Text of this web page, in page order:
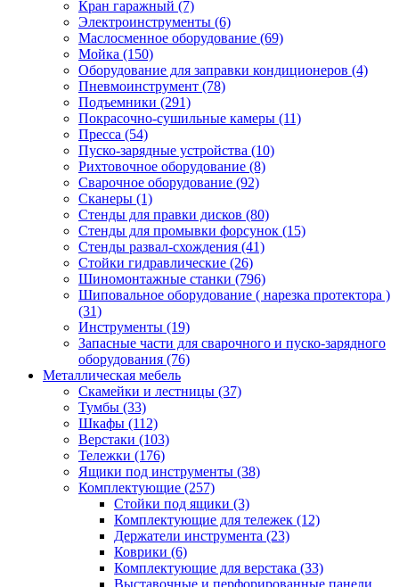
Кран гаражный (7)
Электроинструменты (6)
Маслосменное оборудование (69)
Мойка (150)
Оборудование для заправки кондиционеров (4)
Пневмоинструмент (78)
Подъемники (291)
Покрасочно-сушильные камеры (11)
Пресса (54)
Пуско-зарядные устройства (10)
Рихтовочное оборудование (8)
Сварочное оборудование (92)
Сканеры (1)
Стенды для правки дисков (80)
Стенды для промывки форсунок (15)
Стенды развал-схождения (41)
Стойки гидравлические (26)
Шиномонтажные станки (796)
Шиповальное оборудование ( нарезка протектора )
(31)
Инструменты (19)
Запасные части для сварочного и пуско-зарядного
оборудования (76)
Металлическая мебель
Скамейки и лестницы (37)
Тумбы (33)
Шкафы (112)
Верстаки (103)
Тележки (176)
Ящики под инструменты (38)
Комплектующие (257)
Стойки под ящики (3)
Комплектующие для тележек (12)
Держатели инструмента (23)
Коврики (6)
Комплектующие для верстака (33)
Выставочные и перфорированные панели